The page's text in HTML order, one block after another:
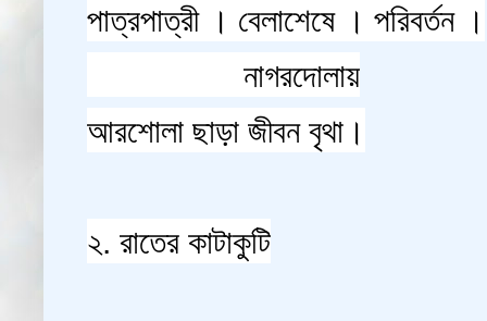
পাত্রপাত্রী । বেলাশেষে । পরিবর্তন ।
নাগরদোলায়
আরশোলা ছাড়া জীবন বৃথা।
২. রাতের কাটাকুটি